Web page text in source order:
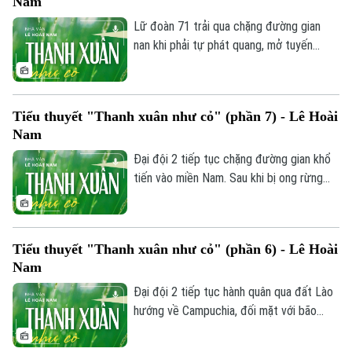
Liên hệ đường dây nóng (bấm để gọi)
Tòa soạn
0865.116.699 (hotline)
Tòa soạn
hoàn toàn thống nhất.
Lữ đoàn 71 trải qua chặng đường gian
nan khi phải tự phát quang, mở tuyến
Việt Nam đành tự chặt cây, đóng cọc
rắn độc, côn trùng và bệnh tật nguy hiểm.
Tiểu thuyết "Thanh xuân như cỏ" (phần 7) - Lê Hoài
Nam
Đại đội 2 tiếp tục chặng đường gian khổ
tiến vào miền Nam. Sau khi bị ong rừng
gặp sự cố hỏng kim phun xe kéo pháo,
sâu.
Tiểu thuyết "Thanh xuân như cỏ" (phần 6) - Lê Hoài
Nam
Đại đội 2 tiếp tục hành quân qua đất Lào
hướng về Campuchia, đối mặt với bão